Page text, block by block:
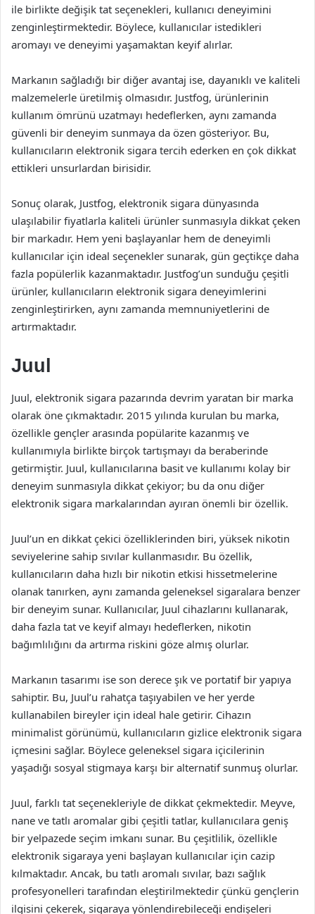
ile birlikte değişik tat seçenekleri, kullanıcı deneyimini
zenginleştirmektedir. Böylece, kullanıcılar istedikleri
aromayı ve deneyimi yaşamaktan keyif alırlar.
Markanın sağladığı bir diğer avantaj ise, dayanıklı ve kaliteli
malzemelerle üretilmiş olmasıdır. Justfog, ürünlerinin
kullanım ömrünü uzatmayı hedeflerken, aynı zamanda
güvenli bir deneyim sunmaya da özen gösteriyor. Bu,
kullanıcıların elektronik sigara tercih ederken en çok dikkat
ettikleri unsurlardan birisidir.
Sonuç olarak, Justfog, elektronik sigara dünyasında
ulaşılabilir fiyatlarla kaliteli ürünler sunmasıyla dikkat çeken
bir markadır. Hem yeni başlayanlar hem de deneyimli
kullanıcılar için ideal seçenekler sunarak, gün geçtikçe daha
fazla popülerlik kazanmaktadır. Justfog’un sunduğu çeşitli
ürünler, kullanıcıların elektronik sigara deneyimlerini
zenginleştirirken, aynı zamanda memnuniyetlerini de
artırmaktadır.
Juul
Juul, elektronik sigara pazarında devrim yaratan bir marka
olarak öne çıkmaktadır. 2015 yılında kurulan bu marka,
özellikle gençler arasında popülarite kazanmış ve
kullanımıyla birlikte birçok tartışmayı da beraberinde
getirmiştir. Juul, kullanıcılarına basit ve kullanımı kolay bir
deneyim sunmasıyla dikkat çekiyor; bu da onu diğer
elektronik sigara markalarından ayıran önemli bir özellik.
Juul’un en dikkat çekici özelliklerinden biri, yüksek nikotin
seviyelerine sahip sıvılar kullanmasıdır. Bu özellik,
kullanıcıların daha hızlı bir nikotin etkisi hissetmelerine
olanak tanırken, aynı zamanda geleneksel sigaralara benzer
bir deneyim sunar. Kullanıcılar, Juul cihazlarını kullanarak,
daha fazla tat ve keyif almayı hedeflerken, nikotin
bağımlılığını da artırma riskini göze almış olurlar.
Markanın tasarımı ise son derece şık ve portatif bir yapıya
sahiptir. Bu, Juul’u rahatça taşıyabilen ve her yerde
kullanabilen bireyler için ideal hale getirir. Cihazın
minimalist görünümü, kullanıcıların gizlice elektronik sigara
içmesini sağlar. Böylece geleneksel sigara içicilerinin
yaşadığı sosyal stigmaya karşı bir alternatif sunmuş olurlar.
Juul, farklı tat seçenekleriyle de dikkat çekmektedir. Meyve,
nane ve tatlı aromalar gibi çeşitli tatlar, kullanıcılara geniş
bir yelpazede seçim imkanı sunar. Bu çeşitlilik, özellikle
elektronik sigaraya yeni başlayan kullanıcılar için cazip
kılmaktadır. Ancak, bu tatlı aromalı sıvılar, bazı sağlık
profesyonelleri tarafından eleştirilmektedir çünkü gençlerin
ilgisini çekerek, sigaraya yönlendirebileceği endişeleri